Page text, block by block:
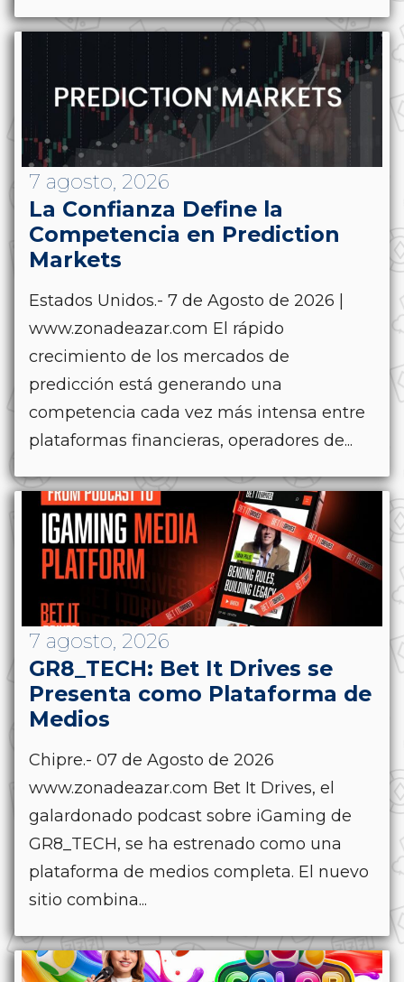
7 agosto, 2026
La Confianza Define la
Competencia en Prediction
Markets
Estados Unidos.- 7 de Agosto de 2026 |
www.zonadeazar.com El rápido
crecimiento de los mercados de
predicción está generando una
competencia cada vez más intensa entre
plataformas financieras, operadores de...
7 agosto, 2026
GR8_TECH: Bet It Drives se
Presenta como Plataforma de
Medios
Chipre.- 07 de Agosto de 2026
www.zonadeazar.com Bet It Drives, el
galardonado podcast sobre iGaming de
GR8_TECH, se ha estrenado como una
plataforma de medios completa. El nuevo
sitio combina...